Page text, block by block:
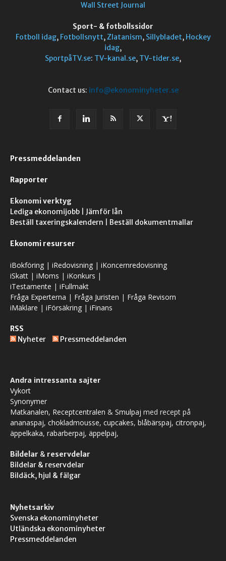
Wall Street Journal
Sport- & fotbollssidor
Fotboll idag, Fotbollsnytt,Zlatanism, Sillybladet, Hockey
idag,
SportpåTV.se: TV-kanal.se, TV-tider.se,
Contact us: info@ekonominyheter.se
Pressmeddelanden
Rapporter
Ekonomi verktyg
Lediga ekonomijobb
Jämför lån
Beställ taxeringskalendern
Beställ dokumentmallar
Ekonomi resurser
iBokföring | iRedovisning | iKoncernredovisning
iSkatt | iMoms | iKonkurs |
iTestamente | iFullmakt
Fråga Experterna | Fråga Juristen | Fråga Revisorn
iMäklare | iFörsäkring | iFinans
RSS
Nyheter
Pressmeddelanden
Andra intressanta sajter
Vykort
Synonymer
Matkanalen, Receptcentralen & Smulpaj med recept på
ananaspaj, chokladmousse, cupcakes, blåbärspaj, citronpaj,
äppelkaka, rabarberpaj, äppelpaj,
Bildelar & reservdelar
Bildelar & reservdelar
Bildäck, hjul & fälgar
Nyhetsarkiv
Svenska ekonominyheter
Utländska ekonominyheter
Pressmeddelanden